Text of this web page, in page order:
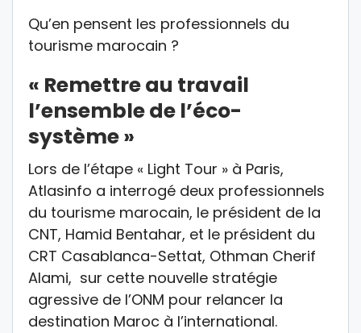
Qu’en pensent les professionnels du
tourisme marocain ?
« Remettre au travail
l’ensemble de l’éco-
système »
Lors de l’étape « Light Tour » à Paris,
Atlasinfo a interrogé deux professionnels
du tourisme marocain, le président de la
CNT, Hamid Bentahar, et le président du
CRT Casablanca-Settat, Othman Cherif
Alami, sur cette nouvelle stratégie
agressive de l’ONM pour relancer la
destination Maroc à l’international.